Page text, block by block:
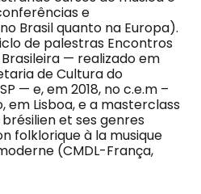
e
Brasil quanto na Europa).
de palestras Encontros
— realizado em
de Cultura do
— e, em 2018, no c.e.m –
Lisboa, e a masterclass
et ses genres
folklorique à la musique
(CMDL-França,